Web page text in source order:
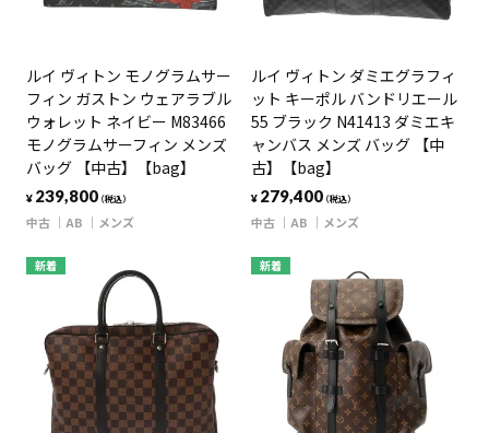
ルイ ヴィトン モノグラムサー
フィン ガストン ウェアラブル
ウォレット ネイビー M83466
モノグラムサーフィン メンズ
バッグ 【中古】【bag】
¥ 239,800（税込）
中古 AB メンズ
ルイ ヴィトン ダミエグラフィ
ット キーポル バンドリエール
55 ブラック N41413 ダミエキ
ャンバス メンズ バッグ 【中
古】【bag】
¥ 279,400（税込）
中古 AB メンズ
新着 新着